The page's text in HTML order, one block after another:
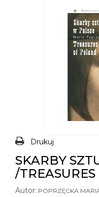
Drukuj
SKARBY
/
Autor: POPRZĘCKA